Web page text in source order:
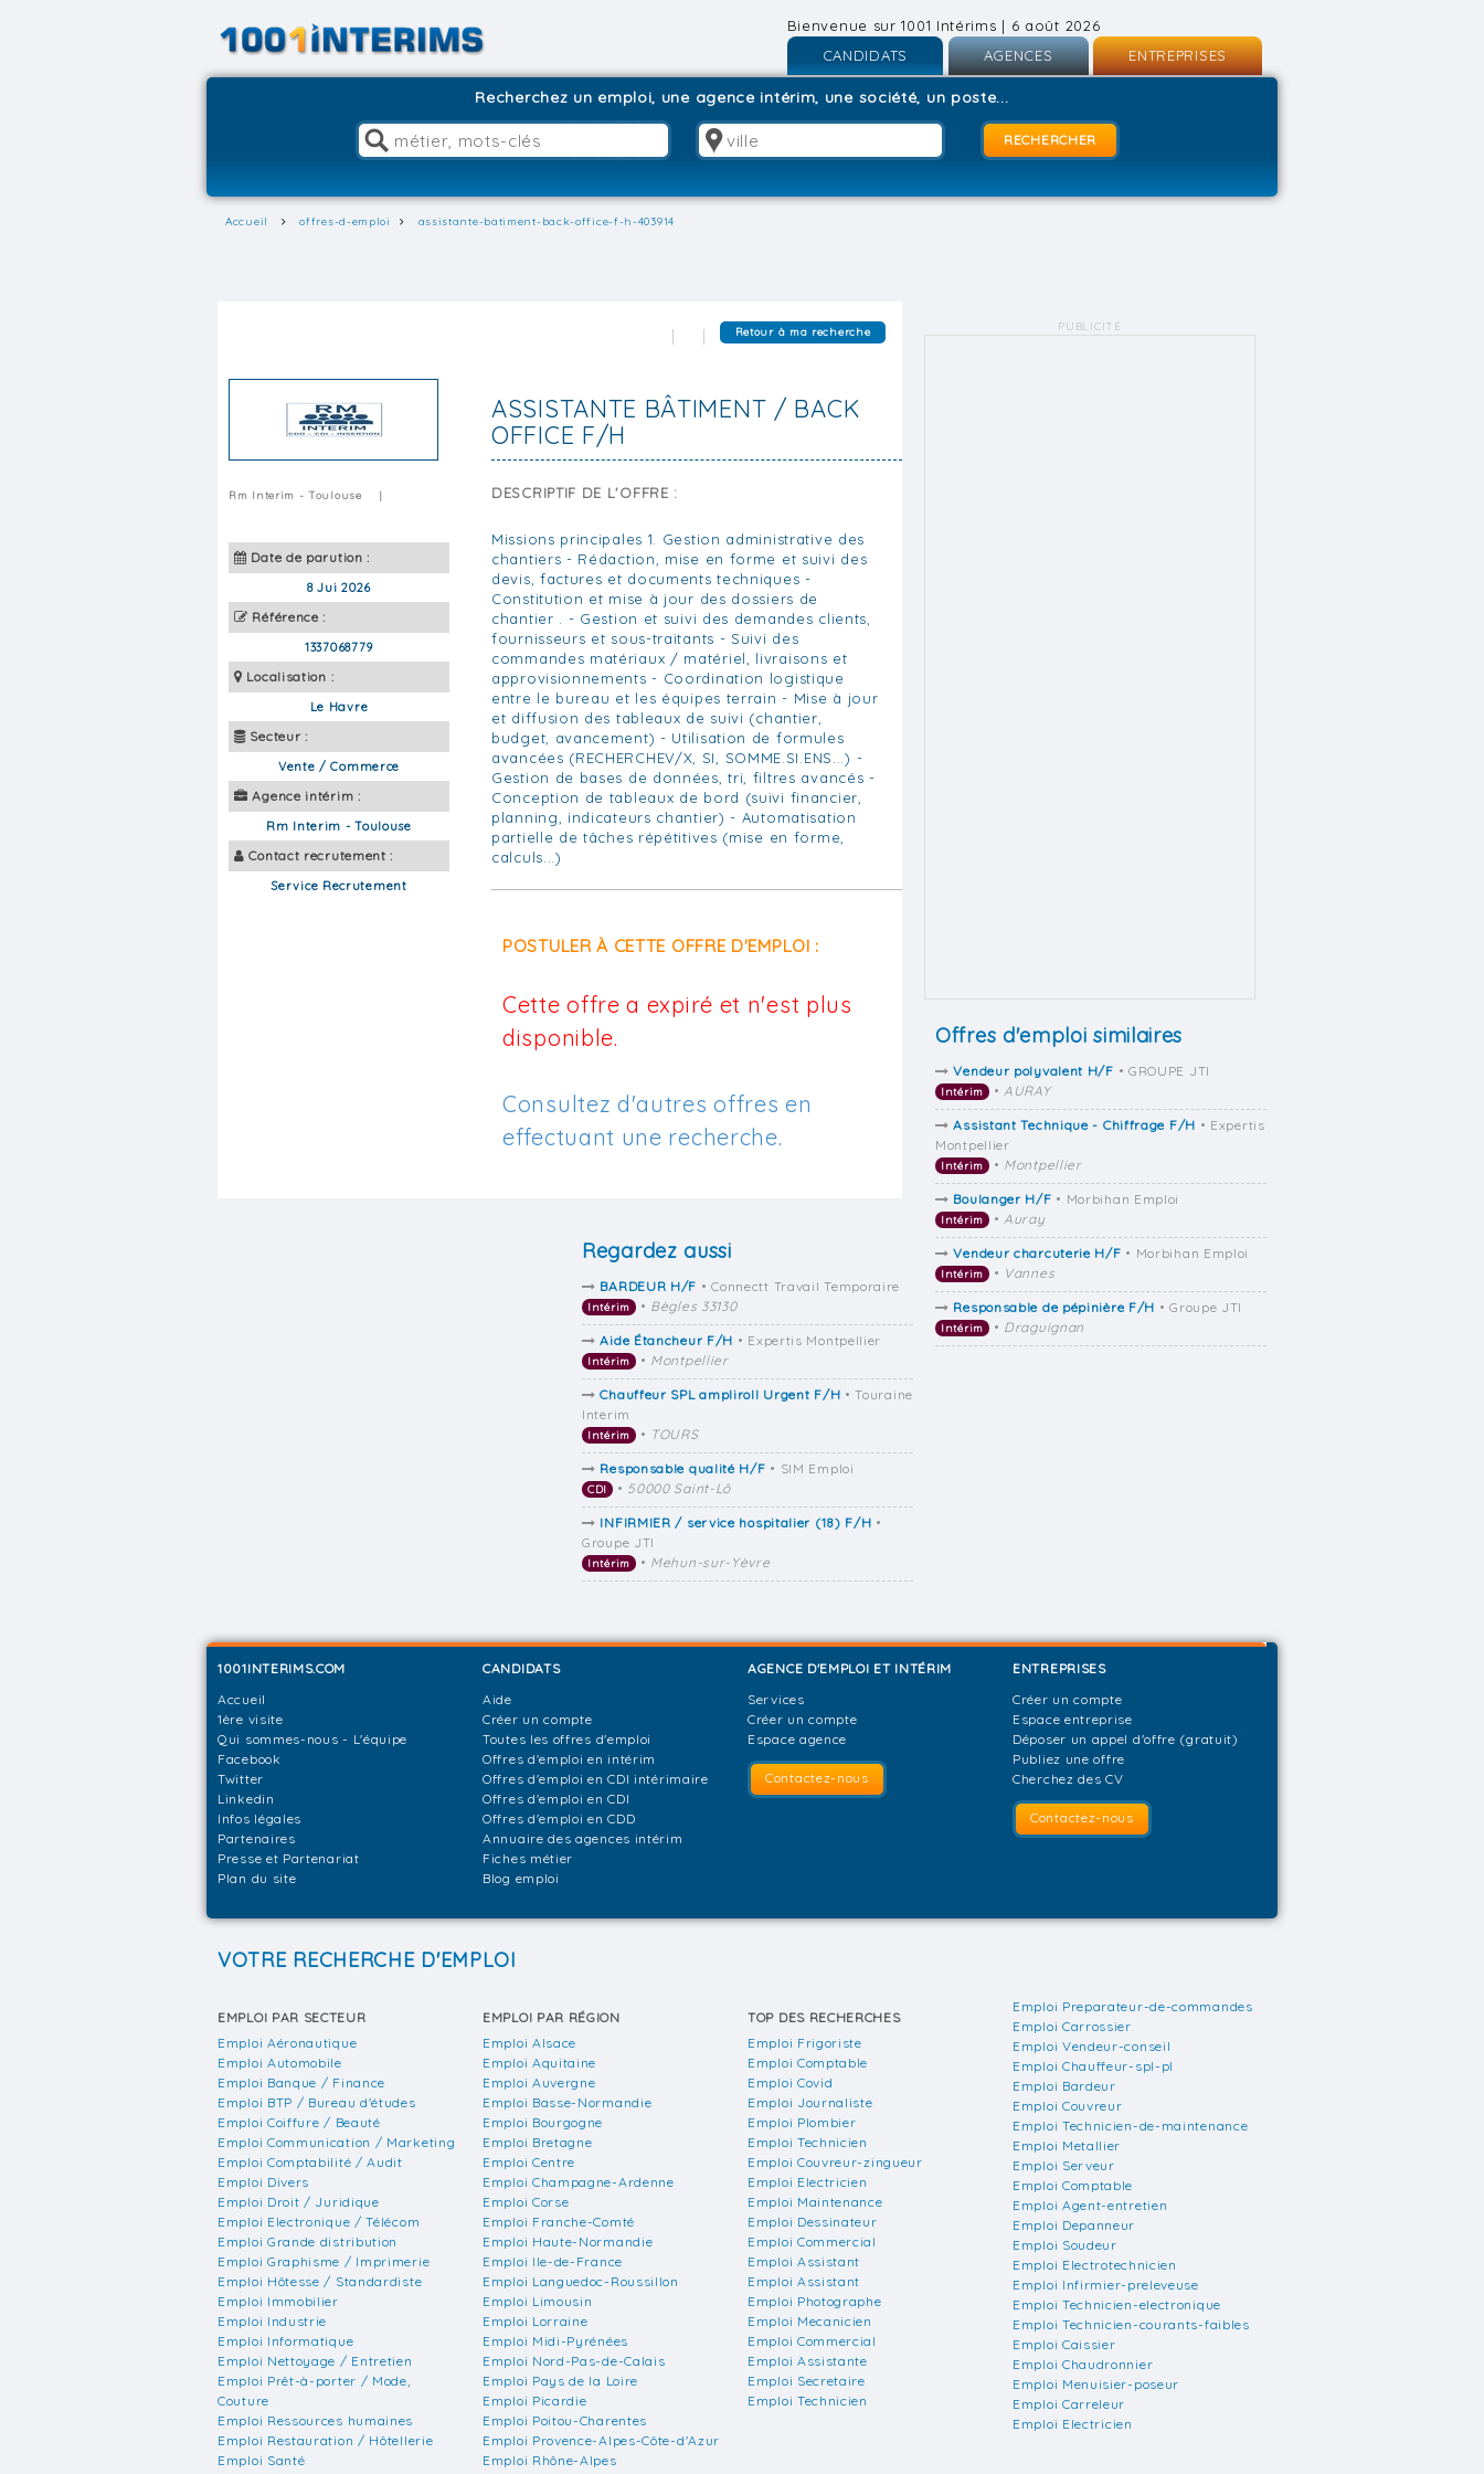
Bienvenue sur 1001 Intérims | 6 août 2026
CANDIDATS
Inscription
AGENCES
Inscription
Connexion
ENTREPRISES
Recherchez un emploi, une agence intérim, une société, un poste...
Accueil offres-d-emploi assistante-batiment-back-office-f-h-403914
Retour à ma recherche
ASSISTANTE BÂTIMENT / BACK
OFFICE F/H
Rm Interim - Toulouse |
Date de parution :
8 Jui 2026
Référence :
1337068779
Localisation :
Le Havre
Secteur :
Vente / Commerce
Agence intérim :
Rm Interim - Toulouse
Contact recrutement :
Service Recrutement
DESCRIPTIF DE L'OFFRE :
Missions principales 1. Gestion administrative des
chantiers - Rédaction, mise en forme et suivi des
devis, factures et documents techniques -
Constitution et mise à jour des dossiers de
chantier . - Gestion et suivi des demandes clients,
fournisseurs et sous-traitants - Suivi des
commandes matériaux / matériel, livraisons et
approvisionnements - Coordination logistique
entre le bureau et les équipes terrain - Mise à jour
et diffusion des tableaux de suivi (chantier,
budget, avancement) - Utilisation de formules
avancées (RECHERCHEV/X, SI, SOMME.SI.ENS...) -
Gestion de bases de données, tri, filtres avancés -
Conception de tableaux de bord (suivi financier,
planning, indicateurs chantier) - Automatisation
partielle de tâches répétitives (mise en forme,
calculs...)
POSTULER À CETTE OFFRE D'EMPLOI :
Cette offre a expiré et n'est plus
disponible.
Consultez d'autres offres en
effectuant une recherche.
PUBLICITÉ
Offres d'emploi similaires
Vendeur polyvalent H/F • GROUPE JTI
Intérim •AURAY
Assistant Technique - Chiffrage F/H • Expertis
Montpellier
Intérim • Montpellier
Boulanger H/F • Morbihan Emploi
Intérim •Auray
Vendeur charcuterie H/F • Morbihan Emploi
Intérim • Vannes
Responsable de pépinière F/H • Groupe JTI
Intérim • Draguignan
Regardez aussi
BARDEUR H/F • Connectt Travail Temporaire
Intérim • Bègles 33130
Aide Étancheur F/H • Expertis Montpellier
Intérim • Montpellier
Chauffeur SPL ampliroll Urgent F/H • Touraine
Interim
Intérim • TOURS
Responsable qualité H/F • SIM Emploi
CDI • 50000 Saint-Lô
INFIRMIER / service hospitalier (18) F/H •
Groupe JTI
Intérim • Mehun-sur-Yèvre
1001INTERIMS.COM
Accueil
1ère visite
Qui sommes-nous - L'équipe
Facebook
Twitter
Linkedin
Infos légales
Partenaires
Presse et Partenariat
Plan du site
CANDIDATS
Aide
Créer un compte
Toutes les offres d'emploi
Offres d'emploi en intérim
Offres d'emploi en CDI intérimaire
Offres d'emploi en CDI
Offres d'emploi en CDD
Annuaire des agences intérim
Fiches métier
Blog emploi
AGENCE D'EMPLOI ET INTÉRIM
Services
Créer un compte
Espace agence
Contactez-nous
ENTREPRISES
Créer un compte
Espace entreprise
Déposer un appel d'offre (gratuit)
Publiez une offre
Cherchez des CV
Contactez-nous
VOTRE RECHERCHE D'EMPLOI
EMPLOI PAR SECTEUR
Emploi Aéronautique
Emploi Automobile
Emploi Banque / Finance
Emploi BTP / Bureau d'études
Emploi Coiffure / Beauté
Emploi Communication / Marketing
Emploi Comptabilité / Audit
Emploi Divers
Emploi Droit / Juridique
Emploi Electronique / Télécom
Emploi Grande distribution
Emploi Graphisme / Imprimerie
Emploi Hôtesse / Standardiste
Emploi Immobilier
Emploi Industrie
Emploi Informatique
Emploi Nettoyage / Entretien
Emploi Prêt-à-porter / Mode,
Couture
Emploi Ressources humaines
Emploi Restauration / Hôtellerie
Emploi Santé
EMPLOI PAR RÉGION
Emploi Alsace
Emploi Aquitaine
Emploi Auvergne
Emploi Basse-Normandie
Emploi Bourgogne
Emploi Bretagne
Emploi Centre
Emploi Champagne-Ardenne
Emploi Corse
Emploi Franche-Comté
Emploi Haute-Normandie
Emploi Ile-de-France
Emploi Languedoc-Roussillon
Emploi Limousin
Emploi Lorraine
Emploi Midi-Pyrénées
Emploi Nord-Pas-de-Calais
Emploi Pays de la Loire
Emploi Picardie
Emploi Poitou-Charentes
Emploi Provence-Alpes-Côte-d'Azur
Emploi Rhône-Alpes
TOP DES RECHERCHES
Emploi Frigoriste
Emploi Comptable
Emploi Covid
Emploi Journaliste
Emploi Plombier
Emploi Technicien
Emploi Couvreur-zingueur
Emploi Electricien
Emploi Maintenance
Emploi Dessinateur
Emploi Commercial
Emploi Assistant
Emploi Assistant
Emploi Photographe
Emploi Mecanicien
Emploi Commercial
Emploi Assistante
Emploi Secretaire
Emploi Technicien
Emploi Preparateur-de-commandes
Emploi Carrossier
Emploi Vendeur-conseil
Emploi Chauffeur-spl-pl
Emploi Bardeur
Emploi Couvreur
Emploi Technicien-de-maintenance
Emploi Metallier
Emploi Serveur
Emploi Comptable
Emploi Agent-entretien
Emploi Depanneur
Emploi Soudeur
Emploi Electrotechnicien
Emploi Infirmier-preleveuse
Emploi Technicien-electronique
Emploi Technicien-courants-faibles
Emploi Caissier
Emploi Chaudronnier
Emploi Menuisier-poseur
Emploi Carreleur
Emploi Electricien